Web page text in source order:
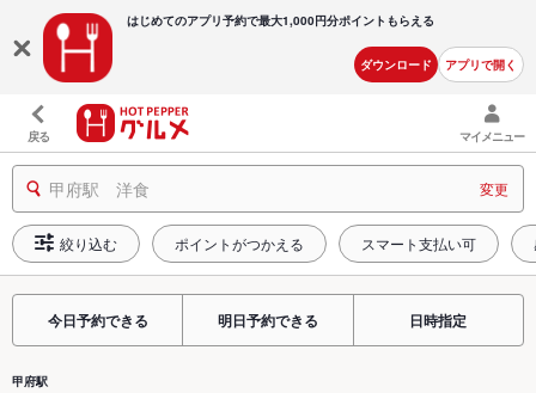
はじめてのアプリ予約で最大1,000円分ポイントもらえる
ダウンロード アプリで開く
戻る マイメニュー
甲府駅 洋食 変更
絞り込む ポイントがつかえる スマート支払い可
今日予約できる 明日予約できる 日時指定
甲府駅